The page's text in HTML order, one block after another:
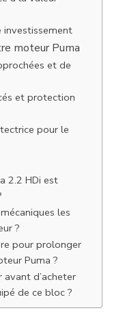
investissement
moteur Puma
et de
et protection
pour le
2.2 HDi est
les
?
pour prolonger
Puma ?
d’acheter
de ce bloc ?